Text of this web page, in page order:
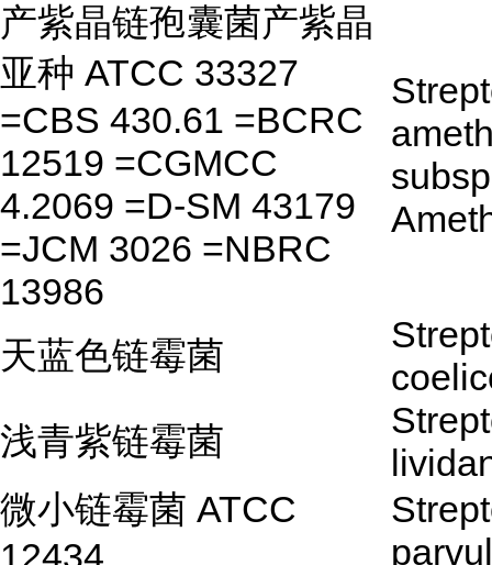
产紫晶链孢囊菌产紫晶
亚种 ATCC 33327
=CBS 430.61 =BCRC
12519 =CGMCC
4.2069 =D-SM 43179
=JCM 3026 =NBRC
13986
天蓝色链霉菌
浅青紫链霉菌
微小链霉菌 ATCC
12434